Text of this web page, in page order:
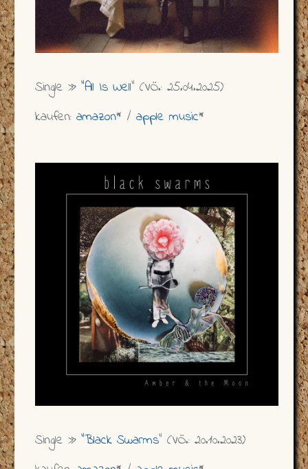
Single » "All Is Well" (VÖ.: 25.04.2025)
kaufen: amazon* / apple music*
Single » "Black Swarms" (VÖ.: 20.10.2023)